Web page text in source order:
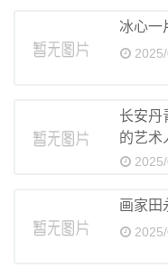
冰心
长安
的艺术
画家田